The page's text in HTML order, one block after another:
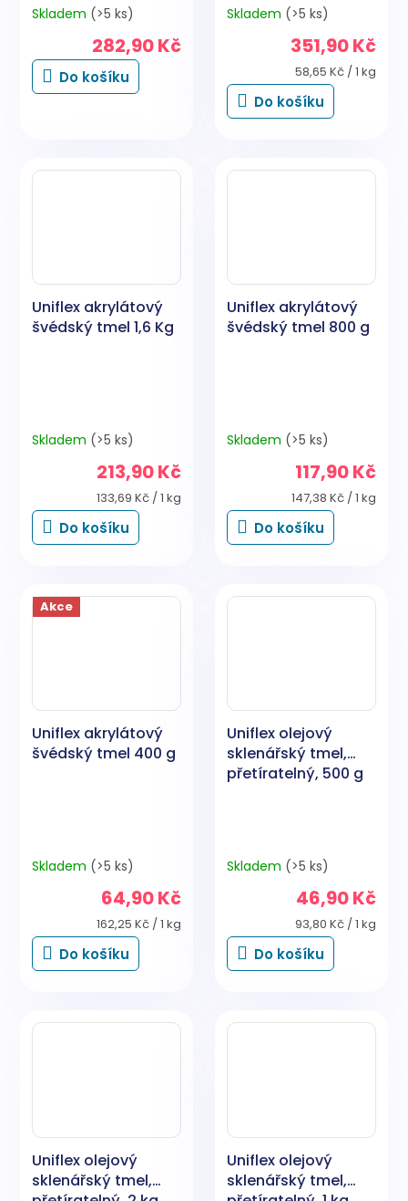
Skladem (>5 ks)
282,90 Kč
Do košíku
Skladem (>5 ks)
351,90 Kč
Měrná
cena:
58,65 Kč / 1 kg
Do košíku
Uniflex akrylátový
švédský tmel 1,6 Kg
Skladem (>5 ks)
213,90 Kč
Měrná
cena:
133,69 Kč / 1 kg
Do košíku
Uniflex akrylátový
švédský tmel 800 g
Skladem (>5 ks)
117,90 Kč
Měrná
cena:
147,38 Kč / 1 kg
Do košíku
Akce
Uniflex akrylátový
švédský tmel 400 g
Skladem (>5 ks)
64,90 Kč
Měrná
cena:
162,25 Kč / 1 kg
Do košíku
Uniflex olejový
sklenářský tmel,
přetíratelný, 500 g
Skladem (>5 ks)
46,90 Kč
Měrná
cena:
93,80 Kč / 1 kg
Do košíku
Uniflex olejový
sklenářský tmel,
Uniflex olejový
sklenářský tmel,